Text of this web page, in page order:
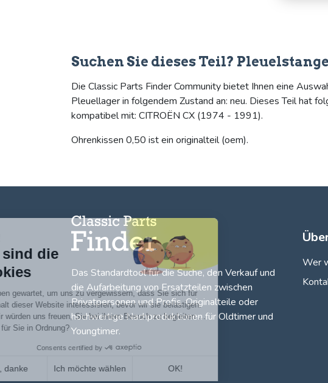
Suchen Sie dieses Teil?
Die Classic Parts Finder Community bietet Ihnen eine
Pleuellager in folgendem Zustand an: neu. Dieses Teil hat
kompatibel mit: CITROËN CX (1974 - 1991).
Ohrenkissen 0,50 ist ein originalteil (oem).
Das Standardtool für die Suche, den Verkauf und
die Aufarbeitung von Ersatzteilen zwischen
Privatpersonen und Profis. Originalteile oder
hochwertige Nachproduktionen für Oldtimer und
Youngtimer.
Wer
Wir sind die
Cookies
Wir haben gewartet, um uns zu vergewissern, dass Sie sich für
den Inhalt dieser Website interessieren, bevor wir sie belästigen.
Aber wir würden uns freuen, Sie bei ihrem Besuch zu begleiten …
Ist das für Sie in Ordnung?
Consents certified by
Nein, danke Ich möchte wählen